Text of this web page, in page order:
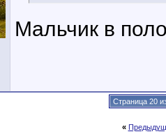
Мальчик в
Страница 20
«